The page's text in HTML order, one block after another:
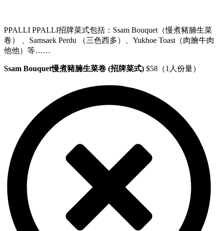
PPALLI PPALLI招牌菜式包括：Ssam Bouquet（慢煮豬腩生菜
卷） 、Samsaek Perdu （三色西多）、Yukhoe Toast（肉膾牛肉
他他）等……
Ssam Bouquet慢煮豬腩生菜卷 (招牌菜式) $58（1人份量）